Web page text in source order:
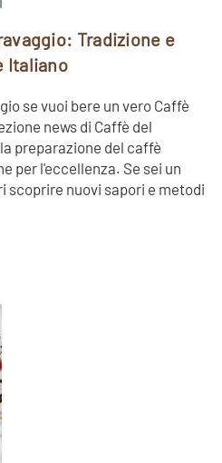
Tradizione e
Italiano
se vuoi bere un vero Caffè
news di Caffè del
preparazione del caffè
per l'eccellenza. Se sei un
scoprire nuovi sapori e metodi